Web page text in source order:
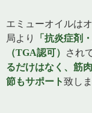
エミューオイルは
局より
「抗炎症剤
（TGA認可）
され
るだけはなく、筋
節もサポート致しま